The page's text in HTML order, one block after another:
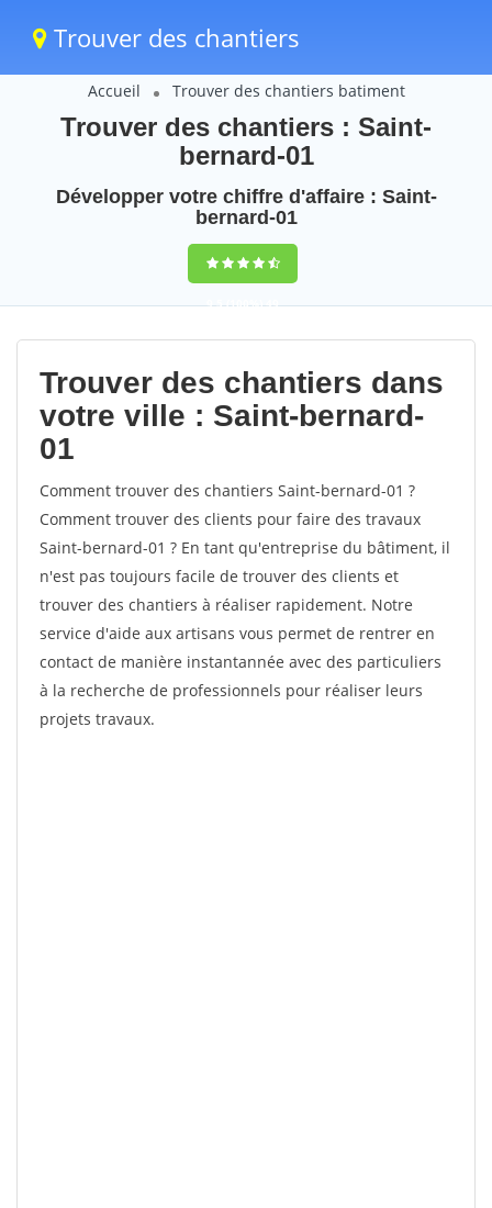
Trouver des chantiers
Accueil Trouver des chantiers batiment
Trouver des chantiers : Saint-
bernard-01
Développer votre chiffre d'affaire : Saint-
bernard-01
9,5(100%)49
votes
Trouver des chantiers dans
votre ville : Saint-bernard-
01
Comment trouver des chantiers Saint-bernard-01 ?
Comment trouver des clients pour faire des travaux
Saint-bernard-01 ? En tant qu'entreprise du bâtiment, il
n'est pas toujours facile de trouver des clients et
trouver des chantiers à réaliser rapidement. Notre
service d'aide aux artisans vous permet de rentrer en
contact de manière instantannée avec des particuliers
à la recherche de professionnels pour réaliser leurs
projets travaux.